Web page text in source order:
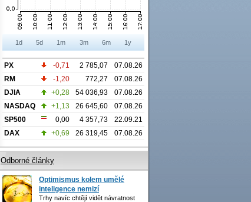
1d 5d 1m 3m 6m 1y
PX -0,71 2 785,07
07.08.26
RM
-1,20 772,27
07.08.26
DJIA
+0,28 54 036,93
07.08.26
NASDAQ
+1,13 26 645,60
07.08.26
SP500
0,00 4 357,73
22.09.21
DAX
+0,69 26 319,45 07.08.26
Odborné články
Optimismus kolem umělé
inteligence nemizí
Trhy navíc chtějí vidět návratnost